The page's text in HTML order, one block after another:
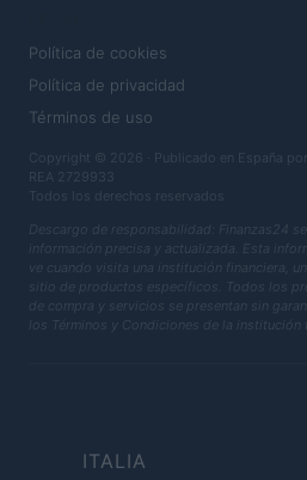
Política de cookies
Política de privacidad
Términos de uso
Copyright © 2026 · Publicado en España
REA 2729933
Todos los derechos reservados
Descargo de responsabilidad: Finanzas24
información precisa y actualizada. Esta
ve cuando visita una institución financiera,
sitio de productos específicos. Todos los
de compra y servicios se presentan sin
los Términos y Condiciones de la institución
ITALIA